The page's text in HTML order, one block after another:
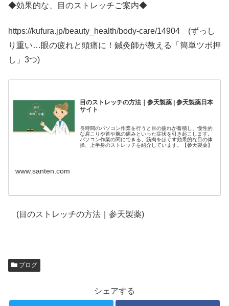
◆効果的な、目のストレッチご案内◆
https://kufura.jp/beauty_health/body-care/14904 (ずっし
り重い…眼の疲れと頭痛に！鍼灸師が教える「簡単ツボ押
し」3つ)
目のストレッチの方法｜参天製薬 | 参天製薬日本
サイト
長時間のパソコン作業を行うと目の疲れが蓄積し、慢性的
な肩こりや首や腕の痛みといった症状を引き起こします。
パソコン作業の間にできる、筋肉をほぐす効果的な目の体
操、上半身のストレッチを紹介しています。【参天製薬】
www.santen.com
(目のストレッチの方法｜参天製薬)
ブログ
シェアする